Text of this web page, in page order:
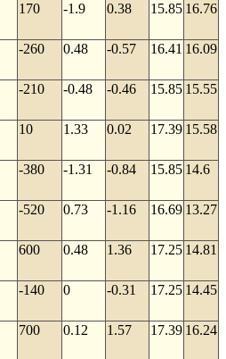
170 -1.9 0.38 15.85 16.76
-260 0.48 -0.57 16.41 16.09
-210 -0.48 -0.46 15.85 15.55
10 1.33 0.02 17.39 15.58
-380 -1.31 -0.84 15.85 14.6
-520 0.73 -1.16 16.69 13.27
600 0.48 1.36 17.25 14.81
-140 0 -0.31 17.25 14.45
700 0.12 1.57 17.39 16.24